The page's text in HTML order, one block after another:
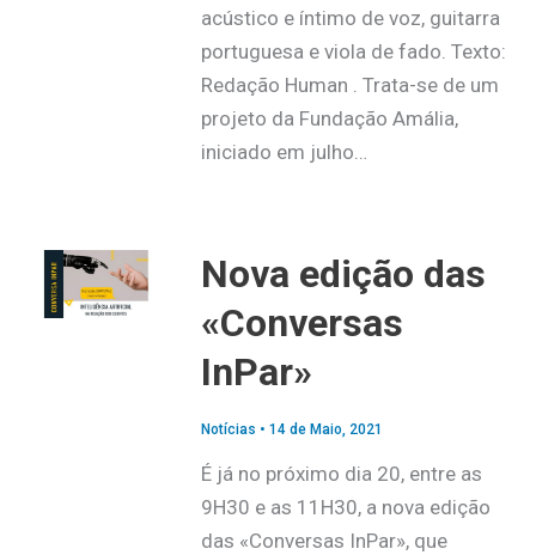
acústico e íntimo de voz, guitarra
portuguesa e viola de fado. Texto:
Redação Human . Trata-se de um
projeto da Fundação Amália,
iniciado em julho…
Nova edição das
«Conversas
InPar»
Notícias • 14 de Maio, 2021
É já no próximo dia 20, entre as
9H30 e as 11H30, a nova edição
das «Conversas InPar», que